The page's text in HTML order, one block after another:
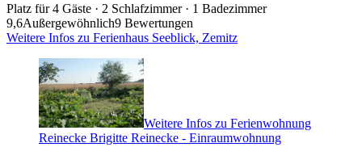
Platz für 4 Gäste · 2 Schlafzimmer · 1 Badezimmer
9,6Außergewöhnlich9 Bewertungen
Weitere Infos zu Ferienhaus Seeblick, Zemitz
Weitere Infos zu Ferienwohnung
Reinecke Brigitte Reinecke - Einraumwohnung